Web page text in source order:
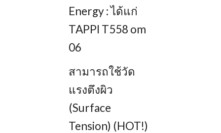
Energy : ได้แก่
TAPPI T558 om
06
สามารถใช้วัด
แรงตึงผิว
(Surface
Tension) (HOT!)